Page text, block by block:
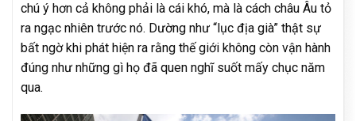
chú ý hơn cả không phải là cái khó, mà là cách châu Âu tỏ
ra ngạc nhiên trước nó. Dường như “lục địa già” thật sự
bất ngờ khi phát hiện ra rằng thế giới không còn vận hành
đúng như những gì họ đã quen nghĩ suốt mấy chục năm
qua.